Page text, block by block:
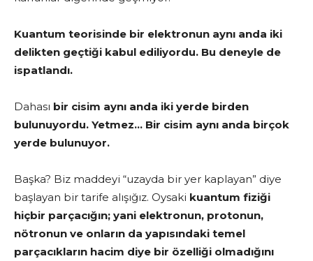
Kuantum teorisinde bir elektronun aynı anda iki
delikten geçtiği kabul ediliyordu. Bu deneyle de
ispatlandı.
Dahası bir cisim aynı anda iki yerde birden
bulunuyordu. Yetmez… Bir cisim aynı anda birçok
yerde bulunuyor.
Başka? Biz maddeyi “uzayda bir yer kaplayan” diye
başlayan bir tarife alışığız. Oysaki kuantum fiziği
hiçbir parçacığın; yani elektronun, protonun,
nötronun ve onların da yapısındaki temel
parçacıkların hacim diye bir özelliği olmadığını